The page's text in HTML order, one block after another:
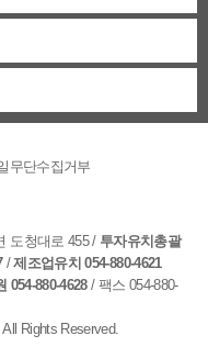
무단수집거부
도청대로 455/ 투자유치총괄
/제조업유치 054-880-4621
054-880-4628/ 팩스 054-880-
Rights Reserved.